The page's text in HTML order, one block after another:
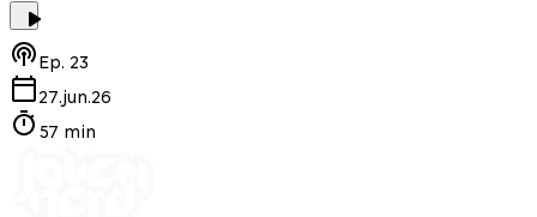
Ep. 23
27.jun.26
57 min